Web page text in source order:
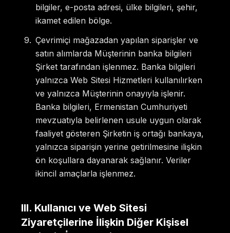
bilgiler, e-posta adresi, ülke bilgileri, şehir,
ikamet edilen bölge.
Çevrimiçi mağazadan yapılan siparişler ve
satın alımlarda Müşterinin banka bilgileri
Şirket tarafından işlenmez. Banka bilgileri
yalnızca Web Sitesi Hizmetleri kullanılırken
ve yalnızca Müşterinin onayıyla işlenir.
Banka bilgileri, Ermenistan Cumhuriyeti
mevzuatıyla belirlenen usule uygun olarak
faaliyet gösteren Şirketin iş ortağı bankaya,
yalnızca siparişin yerine getirilmesine ilişkin
ön koşullara dayanarak sağlanır. Veriler
ikincil amaçlarla işlenmez.
III. Kullanıcı ve Web Sitesi
Ziyaretçilerine İlişkin Diğer Kişisel